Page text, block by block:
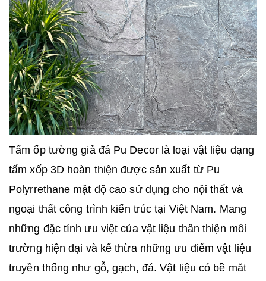
Tấm ốp tường giả đá Pu Decor là loại vật liệu dạng
tấm xốp 3D hoàn thiện được sản xuất từ Pu
Polyrrethane mật độ cao sử dụng cho nội thất và
ngoại thất công trình kiến trúc tại Việt Nam. Mang
những đặc tính ưu việt của vật liệu thân thiện môi
trường hiện đại và kế thừa những ưu điểm vật liệu
truyền thống như gỗ, gạch, đá. Vật liệu có bề măt